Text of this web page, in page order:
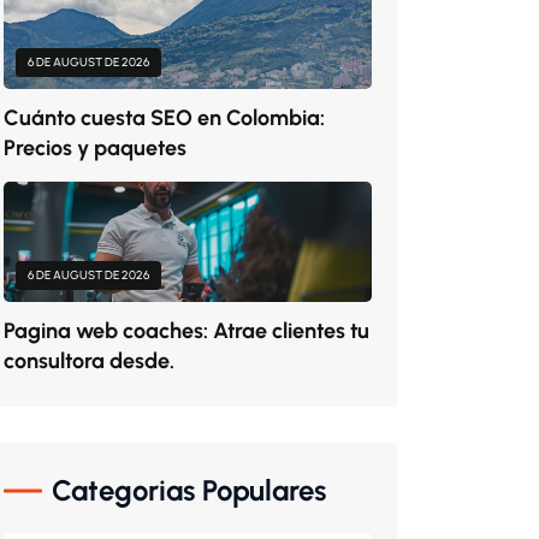
6 DE AUGUST DE 2026
Cuánto cuesta SEO en Colombia:
Precios y paquetes
6 DE AUGUST DE 2026
Pagina web coaches: Atrae clientes tu
consultora desde.
Categorias Populares